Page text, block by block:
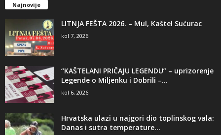
Najnovije
LITNJA FEŠTA 2026. – Mul, Kaštel Sućurac
kol 7, 2026
“KAŠTELANI PRIČAJU LEGENDU” – uprizorenje
Legende o Miljenku i Dobrili –...
kol 6, 2026
Hrvatska ulazi u najgori dio toplinskog vala:
Danas i sutra temperature...